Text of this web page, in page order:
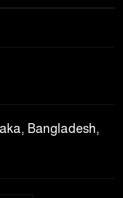
প্রশিক্ষণ
মিস মাল্টিন্যাশনাল
Bangladesh,